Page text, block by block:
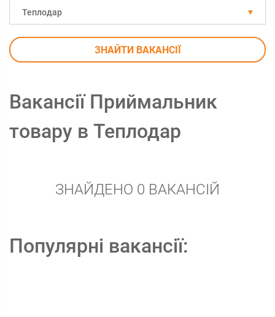
Теплодар
ЗНАЙТИ ВАКАНСІЇ
Вакансії Приймальник
товару в Теплодар
ЗНАЙДЕНО 0 ВАКАНСІЙ
Популярні вакансії: